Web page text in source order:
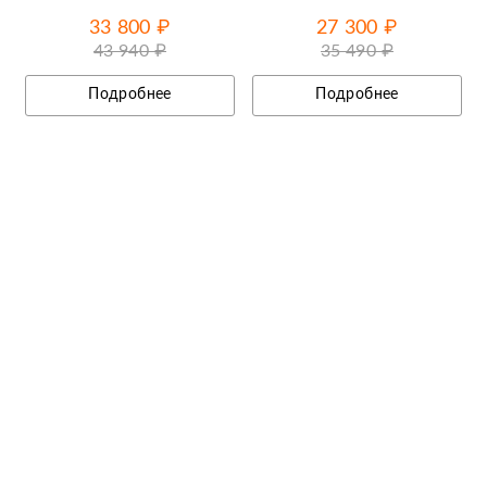
33 800 ₽
43 940 ₽
Подробнее
27 300 ₽
35 490 ₽
Подробнее